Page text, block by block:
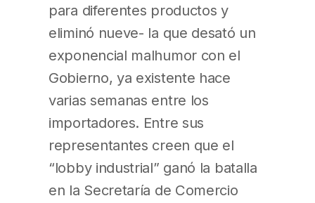
para diferentes productos y
eliminó nueve- la que desató un
exponencial malhumor con el
Gobierno, ya existente hace
varias semanas entre los
importadores. Entre sus
representantes creen que el
“lobby industrial” ganó la batalla
en la Secretaría de Comercio